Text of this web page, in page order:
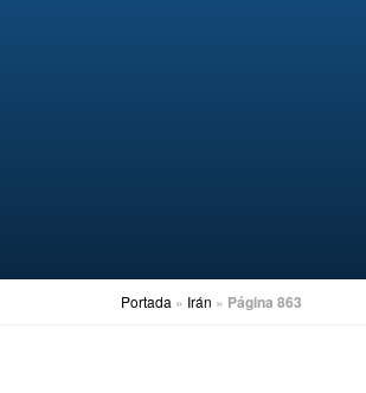
Portada » Irán » Página 863